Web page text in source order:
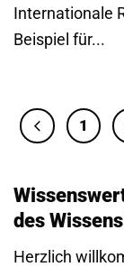
Internationale
Beispiel für...
1
des
Herzlich